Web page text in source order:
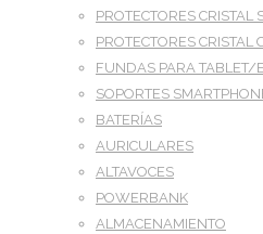
PROTECTORES CRISTAL
PROTECTORES CRISTAL
FUNDAS PARA TABLET/
SOPORTES
BATERÍAS
AURICULARES
ALTAVOCES
POWERBANK
ALMACENAMIENTO